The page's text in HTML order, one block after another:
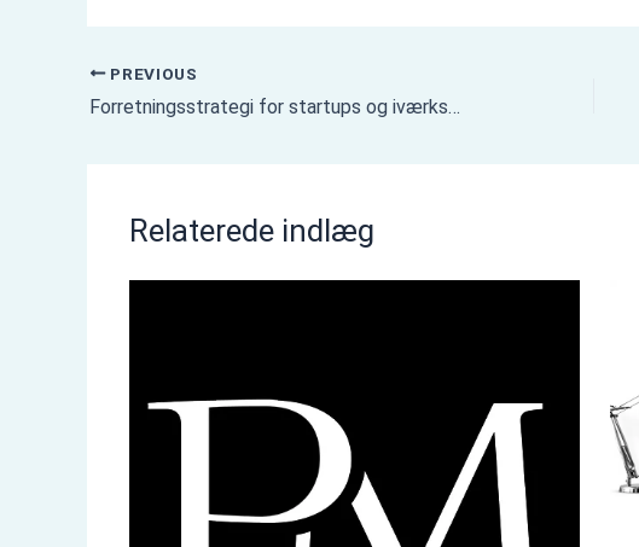
PREVIOUS
Forretningsstrategi for startups og iværksættere
Relaterede indlæg